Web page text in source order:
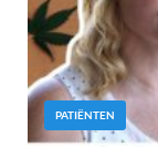
PATIËNTEN